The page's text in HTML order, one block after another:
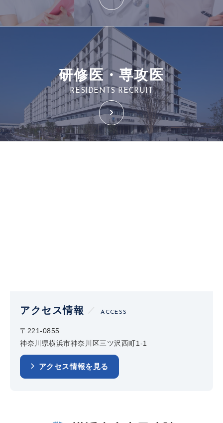
研修医・専攻医
RESIDENTS RECRUIT
アクセス情報 ACCESS
〒221-0855
神奈川県横浜市神奈川区三ツ沢西町1-1
アクセス情報を見る